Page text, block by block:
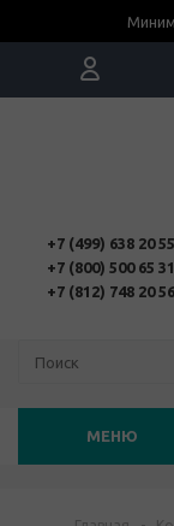
+7 (499) 638 20 55
+7 (800) 500 65 31
+7 (812) 748 20 56
МЕНЮ